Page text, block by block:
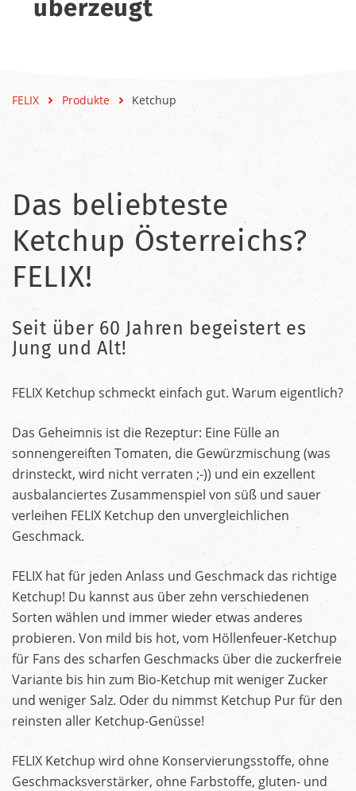
überzeugt
FELIX Produkte Ketchup
Das beliebteste
Ketchup Österreichs?
FELIX!
Seit über 60 Jahren begeistert es
Jung und Alt!
FELIX Ketchup schmeckt einfach gut. Warum eigentlich?
Das Geheimnis ist die Rezeptur: Eine Fülle an
sonnengereiften Tomaten, die Gewürzmischung (was
drinsteckt, wird nicht verraten ;-)) und ein exzellent
ausbalanciertes Zusammenspiel von süß und sauer
verleihen FELIX Ketchup den unvergleichlichen
Geschmack.
FELIX hat für jeden Anlass und Geschmack das richtige
Ketchup! Du kannst aus über zehn verschiedenen
Sorten wählen und immer wieder etwas anderes
probieren. Von mild bis hot, vom Höllenfeuer-Ketchup
für Fans des scharfen Geschmacks über die zuckerfreie
Variante bis hin zum Bio-Ketchup mit weniger Zucker
und weniger Salz. Oder du nimmst Ketchup Pur für den
reinsten aller Ketchup-Genüsse!
FELIX Ketchup wird ohne Konservierungsstoffe, ohne
Geschmacksverstärker, ohne Farbstoffe, gluten- und